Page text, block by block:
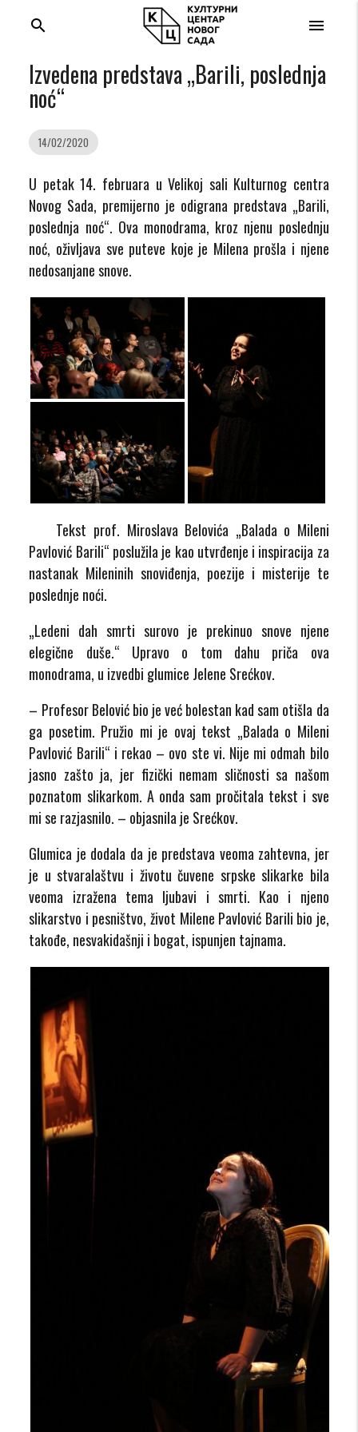
menu
search
Izvedena predstava „Barili, poslednja
noć“
14/02/2020
U petak 14. februara u Velikoj sali Kulturnog centra
Novog Sada, premijerno je odigrana predstava „Barili,
poslednja noć“. Ova monodrama, kroz njenu poslednju
noć, oživljava sve puteve koje je Milena prošla i njene
nedosanjane snove.
Tekst prof. Miroslava Belovića „Balada o Mileni
Pavlović Barili“ poslužila je kao utvrđenje i inspiracija za
nastanak Mileninih snoviđenja, poezije i misterije te
poslednje noći.
„Ledeni dah smrti surovo je prekinuo snove njene
elegične duše.“ Upravo o tom dahu priča ova
monodrama, u izvedbi glumice Jelene Srećkov.
– Profesor Belović bio je već bolestan kad sam otišla da
ga posetim. Pružio mi je ovaj tekst „Balada o Mileni
Pavlović Barili“ i rekao – ovo ste vi. Nije mi odmah bilo
jasno zašto ja, jer fizički nemam sličnosti sa našom
poznatom slikarkom. A onda sam pročitala tekst i sve
mi se razjasnilo. – objasnila je Srećkov.
Glumica je dodala da je predstava veoma zahtevna, jer
je u stvaralaštvu i životu čuvene srpske slikarke bila
veoma izražena tema ljubavi i smrti. Kao i njeno
slikarstvo i pesništvo, život Milene Pavlović Barili bio je,
takođe, nesvakidašnji i bogat, ispunjen tajnama.